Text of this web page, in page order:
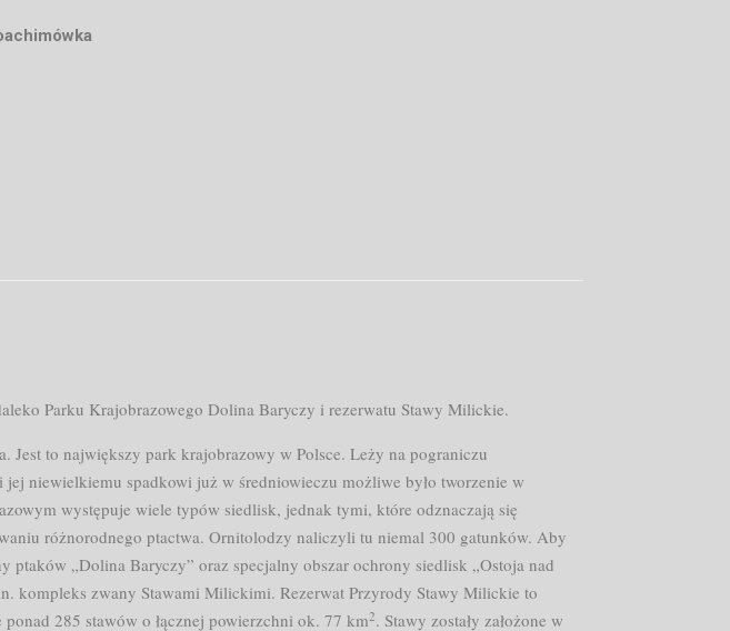
Parku Krajobrazowego Dolina Baryczy i rezerwatu Stawy Milickie.
to największy park krajobrazowy w Polsce. Leży na pograniczu
niewielkiemu spadkowi już w średniowieczu możliwe było tworzenie w
występuje wiele typów siedlisk, jednak tymi, które odznaczają się
różnorodnego ptactwa. Ornitolodzy naliczyli tu niemal 300 gatunków. Aby
„Dolina Baryczy” oraz specjalny obszar ochrony siedlisk „Ostoja nad
kompleks zwany Stawami Milickimi. Rezerwat Przyrody Stawy Milickie to
285 stawów o łącznej powierzchni ok. 77 km2. Stawy zostały założone w